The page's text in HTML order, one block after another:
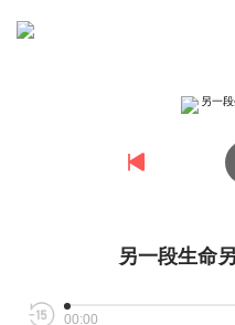
另一段生命
00:00